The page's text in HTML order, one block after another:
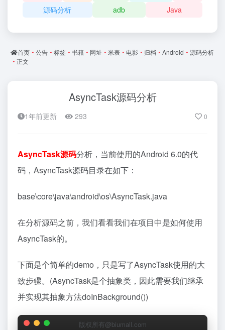
源码分析
adb Java
首页 • 公告 • 标签 • 书籍 • 网址 • 米表 • 电影 • 归档 • Android • 源码分析
• 正文
AsyncTask源码分析
1年前更新 293 0
AsyncTask源码分析，当前使用的Android 6.0的代
码，AsyncTask源码目录在如下：
base\core\java\android\os\AsyncTask.java
在分析源码之前，我们看看我们在项目中是如何使用
AsyncTask的。
下面是个简单的demo，只是写了AsyncTask使用的大
致步骤。(AsyncTask是个抽象类，因此需要我们继承
并实现其抽象方法doInBackground())
版权所有@biumall.com